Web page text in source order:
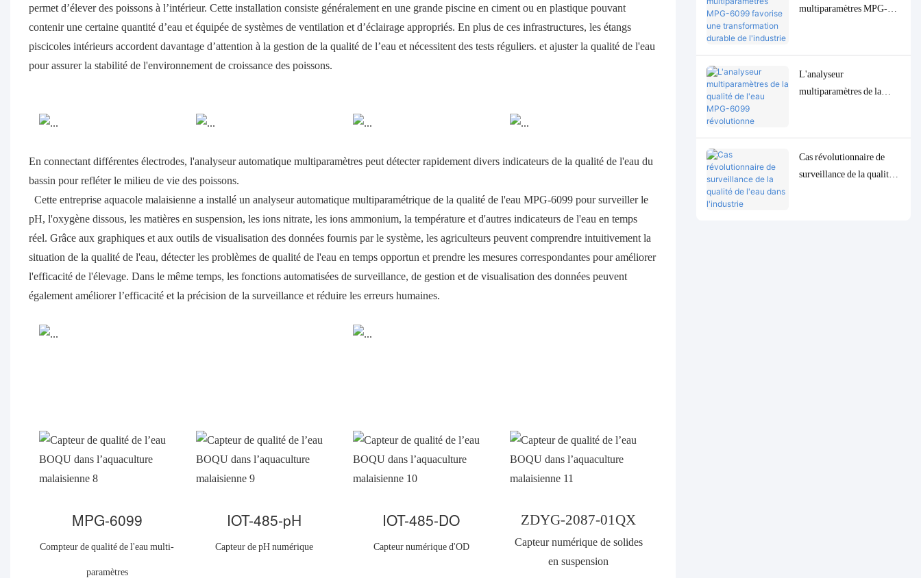
permet d’élever des poissons à l’intérieur. Cette installation consiste généralement en une grande piscine en ciment ou en plastique pouvant
contenir une certaine quantité d’eau et équipée de systèmes de ventilation et d’éclairage appropriés. En plus de ces infrastructures, les étangs
piscicoles intérieurs accordent davantage d’attention à la gestion de la qualité de l’eau et nécessitent des tests réguliers. et ajuster la qualité de l'eau
pour assurer la stabilité de l'environnement de croissance des poissons.
En connectant différentes électrodes, l'analyseur automatique multiparamètres peut détecter rapidement divers indicateurs de la qualité de l'eau du
bassin pour refléter le milieu de vie des poissons.
Cette entreprise aquacole malaisienne a installé un analyseur automatique multiparamétrique de la qualité de l'eau MPG-6099 pour surveiller le
pH, l'oxygène dissous, les matières en suspension, les ions nitrate, les ions ammonium, la température et d'autres indicateurs de l'eau en temps
réel. Grâce aux graphiques et aux outils de visualisation des données fournis par le système, les agriculteurs peuvent comprendre intuitivement la
situation de la qualité de l'eau, détecter les problèmes de qualité de l'eau en temps opportun et prendre les mesures correspondantes pour améliorer
l'efficacité de l'élevage. Dans le même temps, les fonctions automatisées de surveillance, de gestion et de visualisation des données peuvent
également améliorer l’efficacité et la précision de la surveillance et réduire les erreurs humaines.
MPG-6099
Compteur de qualité de l'eau multi-
paramètres
IOT-485-pH
Capteur de pH numérique
IOT-485-DO
Capteur numérique d'OD
ZDYG-2087-01QX
Capteur numérique de solides
en suspension
multiparamètres MPG-
l'industrie de la pâte à
papier en Indonésie
L'analyseur
multiparamètres de la
l'industrie pétrolière et
gazière indonésienne
Cas révolutionnaire de
surveillance de la qualité